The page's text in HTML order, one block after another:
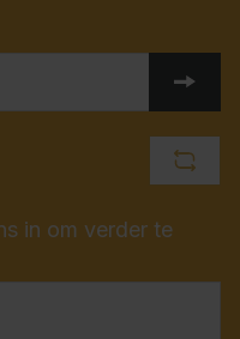
in om verder te